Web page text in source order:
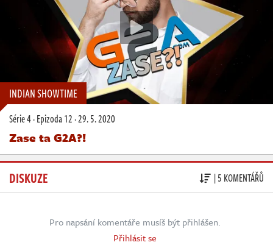
INDIAN SHOWTIME
Série 4·Epizoda 12·29. 5. 2020
Zase ta G2A?!
DISKUZE | 5 KOMENTÁŘŮ
Pro napsání komentáře musíš být přihlášen.
Přihlásit se